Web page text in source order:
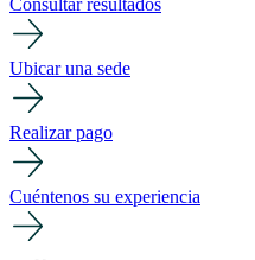
Consultar resultados
Ubicar una sede
Realizar pago
Cuéntenos su experiencia